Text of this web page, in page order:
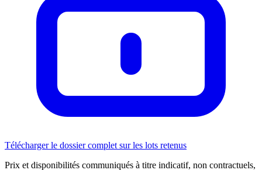
Télécharger le dossier complet sur les lots retenus
Prix et disponibilités communiqués à titre indicatif, non contractuels,